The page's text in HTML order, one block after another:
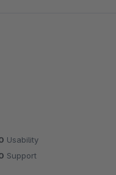
Usability
Support